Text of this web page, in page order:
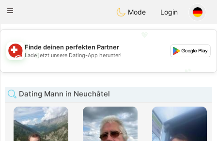
Suissi
Toggle
Mode Login
💖
💕
Finde deinen perfekten Partner
Lade jetzt unsere Dating-App herunter!
Dating Mann in Neuchâtel